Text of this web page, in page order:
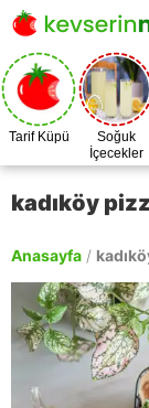
Tarif Küpü
Soğuk
İçecekler
kadıköy
Anasayfa /